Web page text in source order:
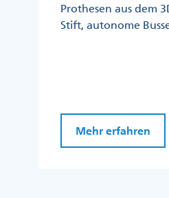
Prothesen aus dem
Stift, autonome
Mehr erfahren